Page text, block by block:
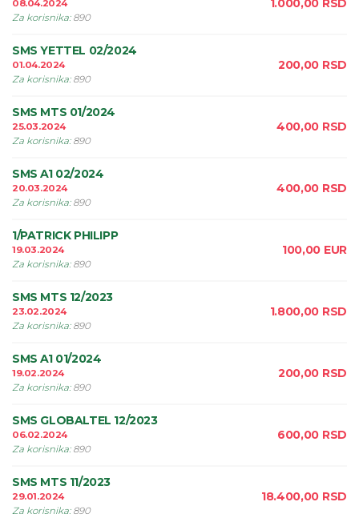
08.04.2024
Za korisnika: 890
1.000,00 RSD
SMS YETTEL 02/2024
01.04.2024
Za korisnika: 890
200,00 RSD
SMS MTS 01/2024
25.03.2024
Za korisnika: 890
400,00 RSD
SMS A1 02/2024
20.03.2024
Za korisnika: 890
400,00 RSD
1/PATRICK PHILIPP
19.03.2024
Za korisnika: 890
100,00 EUR
SMS MTS 12/2023
23.02.2024
Za korisnika: 890
1.800,00 RSD
SMS A1 01/2024
19.02.2024
Za korisnika: 890
200,00 RSD
SMS GLOBALTEL 12/2023
06.02.2024
Za korisnika: 890
600,00 RSD
SMS MTS 11/2023
29.01.2024
Za korisnika: 890
18.400,00 RSD